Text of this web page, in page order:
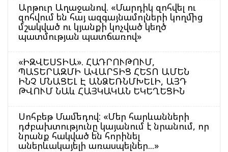
Արթուր Աղաջանով. «Մարդիկ զոհվել ու
զոհվում են հայ ազգայնամոլների կողմից
մշակված ու կյանքի կոչված կեղծ
պատմության պատճառով»
«ԻԶՎԵՍՏԻԱ». ՀԱԴՐՈՒԹՈՒՄ,
ՊԱՏԵՐԱԶՄԻ ԱՎԱՐՏԻՑ ՀԵՏՈ ԱՄԵՆ
ԻՆՉ ՄՆԱՑԵԼ Է ԱՆՁԵՌՆՄԽԵԼԻ, ԱՅԴ
ԹՎՈՒՄ ՆԱև ՀԱՅԿԱԿԱՆ ԵԿԵՂԵՑԻՆ
Սոհբեթ Մամեդով: «Մեր հարևանների
դժբախտությունը կայանում է նրանում, որ
նրանք հակված են հորինել
աներևակայելի առասպելներ...»